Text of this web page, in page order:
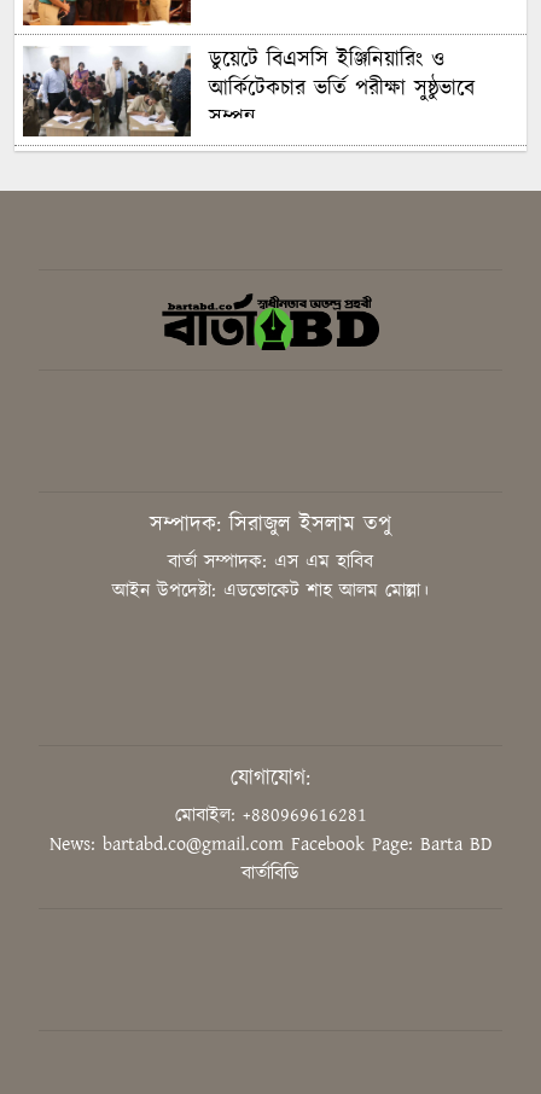
ডুয়েটে বিএসসি ইঞ্জিনিয়ারিং ও
আর্কিটেকচার ভর্তি পরীক্ষা সুষ্ঠুভাবে
সম্পন্ন
ইয়াস বাংলাদেশের সচেতনতামূলক
কর্মশালা অনুষ্ঠিত
সাংবাদিককে হয়রানির অভিযোগ,
নিরপেক্ষ তদন্ত চাইলেন কাপাসিয়ার
গণমাধ্যমকর্মীরা
‘গণভোটের রায় সম্মান করুন, সংবিধান
সংস্কার কমিশন গঠন করুন’
সম্পাদক: সিরাজুল ইসলাম তপু
বার্তা সম্পাদক: এস এম হাবিব
আইন উপদেষ্টা: এডভোকেট শাহ আলম মোল্লা।
যোগাযোগ:
মোবাইল: +880969616281
News: bartabd.co@gmail.com Facebook Page: Barta BD
বার্তাবিডি